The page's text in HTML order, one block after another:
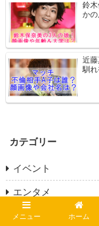
鈴
か
近
馴れ
カテゴリー
イベント
エンタメ
YouTuber
メニュー ホーム